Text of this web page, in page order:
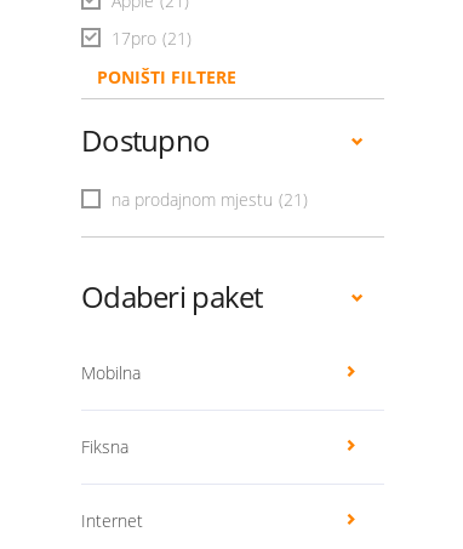
17pro (21)
PONIŠTI FILTERE
Dostupno
na prodajnom mjestu (21)
Odaberi paket
Mobilna
Fiksna
Internet